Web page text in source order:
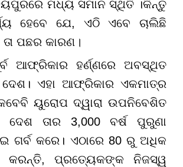
ମଧ୍ୟ ସମାନ ସ୍ଥିତି ।କିନ୍ତୁ
ହେବେ ଯେ, ଏଠି ଏବେ ଚାଲିଛି
ତା ପଛର କାରଣ ।
ଆଫ୍ରିକାର ହର୍ଣ୍ଣରେ ଅବସ୍ଥିତ
ଦେଶ। ଏହା ଆଫ୍ରିକାର ଏକମାତ୍ର
ୟୁରୋପ ଦ୍ୱାରା ଉପନିବେଶିତ
ତାର 3,000 ବର୍ଷ ପୁରୁଣା
ଗର୍ବ କରେ। ଏଠାରେ 80 ରୁ ଅଧିକ
କରନ୍ତି, ପ୍ରତ୍ୟେକଙ୍କ ନିଜସ୍ୱ